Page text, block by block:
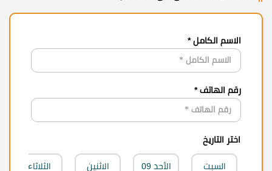
الاسم الكامل *
رقم الهاتف *
اختر التاريخ
السبت
الأحد 09
الاثنين
الثلاثاء